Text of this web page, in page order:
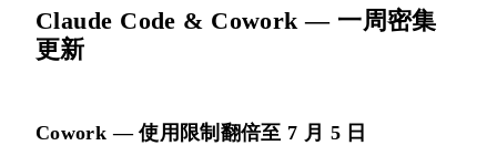
Claude Code & Cowork — 一周密集
更新
Cowork — 使用限制翻倍至 7 月 5 日